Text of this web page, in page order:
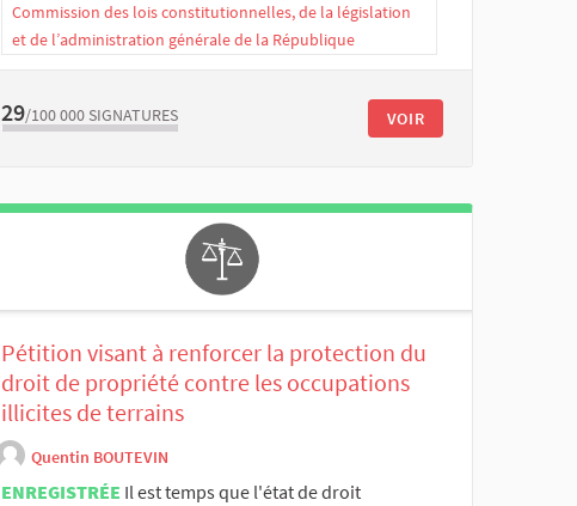
Commission des lois constitutionnelles, de la législation
et de l’administration générale de la République
29/100 000 SIGNATURES VOIR
Pétition visant à renforcer la protection du
droit de propriété contre les occupations
illicites de terrains
Quentin BOUTEVIN
ENREGISTRÉE Il est temps que l'état de droit